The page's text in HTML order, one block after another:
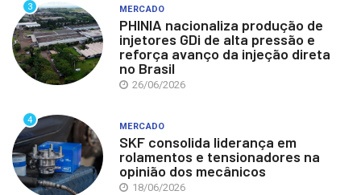
3 MERCADO
PHINIA nacionaliza produção de
injetores GDi de alta pressão e
reforça avanço da injeção direta
no Brasil
26/06/2026
4
MERCADO
SKF consolida liderança em
rolamentos e tensionadores na
opinião dos mecânicos
18/06/2026